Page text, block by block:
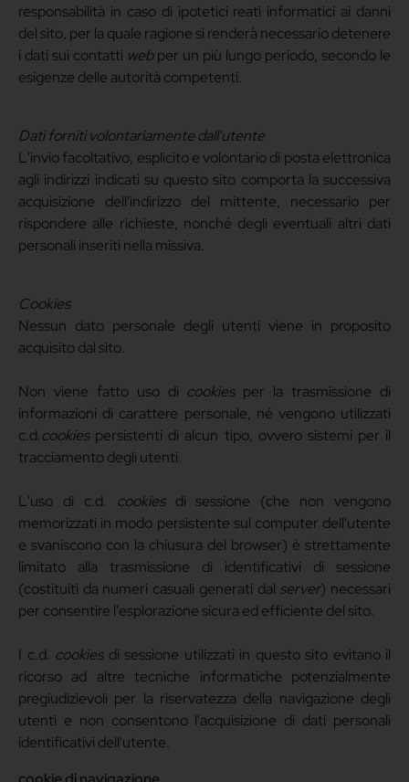
responsabilità in caso di ipotetici reati informatici ai danni
del sito, per la quale ragione si renderà necessario detenere
i dati sui contatti webper un più lungo periodo, secondo le
esigenze delle autorità competenti.
Dati forniti volontariamente dall'utente
L'invio facoltativo, esplicito e volontario di posta elettronica
agli indirizzi indicati su questo sito comporta la successiva
acquisizione dell'indirizzo del mittente, necessario per
rispondere alle richieste, nonché degli eventuali altri dati
personali inseriti nella missiva.
Cookies
Nessun dato personale degli utenti viene in proposito
acquisito dal sito.
Non viene fatto uso di cookiesper la trasmissione di
informazioni di carattere personale, né vengono utilizzati
c.d.cookiespersistenti di alcun tipo, ovvero sistemi per il
tracciamento degli utenti.
L'uso di c.d. cookiesdi sessione (che non vengono
memorizzati in modo persistente sul computer dell'utente
e svaniscono con la chiusura del browser) è strettamente
limitato alla trasmissione di identificativi di sessione
(costituiti da numeri casuali generati dal server) necessari
per consentire l'esplorazione sicura ed efficiente del sito.
I c.d. cookiesdi sessione utilizzati in questo sito evitano il
ricorso ad altre tecniche informatiche potenzialmente
pregiudizievoli per la riservatezza della navigazione degli
utenti e non consentono l'acquisizione di dati personali
identificativi dell'utente.